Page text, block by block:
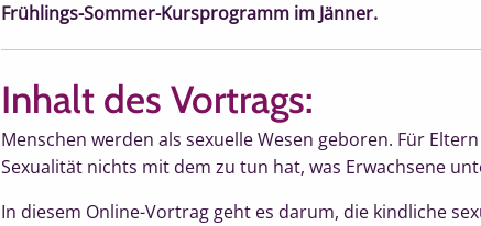
Frühlings-Sommer-Kursprogramm im Jänner.
Inhalt des Vortrags:
Menschen werden als sexuelle Wesen geboren. Für
Sexualität nichts mit dem zu tun hat, was Erwachsene
In diesem Online-Vortrag geht es darum, die kindliche